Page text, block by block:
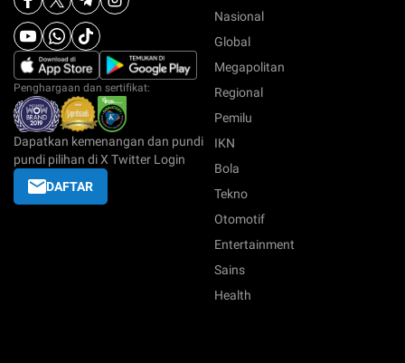
Penghargaan dan sertifikat:
Dapatkan kemenangan dan pundi
pundi pilihan di X Twitter Login
DAFTAR
Nasional
Global
Megapolitan
Regional
Pemilu
IKN
Bola
Tekno
Otomotif
Entertainment
Sains
Health